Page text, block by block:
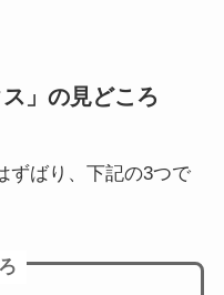
」の見どころ
ずばり、下記の3つで